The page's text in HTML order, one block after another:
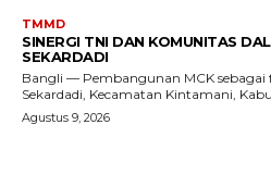
TMMD
SINERGI TNI DAN KOMUNITAS
SEKARDADI
Bangli — Pembangunan MCK sebagai
Sekardadi, Kecamatan Kintamani,
Agustus 9, 2026